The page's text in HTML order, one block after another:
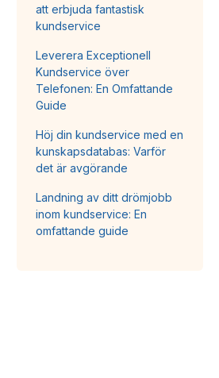
att erbjuda fantastisk
kundservice
Leverera Exceptionell
Kundservice över
Telefonen: En Omfattande
Guide
Höj din kundservice med en
kunskapsdatabas: Varför
det är avgörande
Landning av ditt drömjobb
inom kundservice: En
omfattande guide